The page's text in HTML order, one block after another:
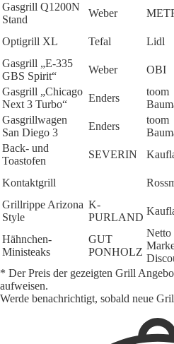
Gasgrill Q1200N
Stand
Weber
Optigrill XL
Tefal Lidl
Gasgrill „E-335
GBS Spirit“
Weber OBI
Gasgrill „Chicago
Next 3 Turbo“
Enders
toom
Gasgrillwagen
San Diego 3
Enders
toom
Back- und
Toastofen
SEVERIN
Kontaktgrill
Grillrippe Arizona
Style
K-
PURLAND
Hähnchen-
Ministeaks
GUT
PONHOLZ
Netto
* Der Preis der gezeigten Grill
aufweisen.
Werde benachrichtigt, sobald neue